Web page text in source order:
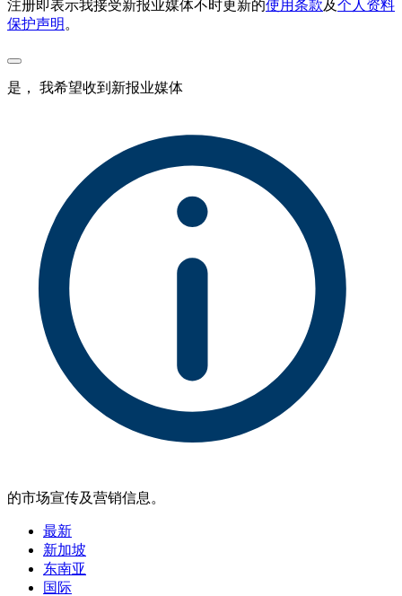
注册即表示我接受新报业媒体不时更新的使用条款及个人资料
保护声明 。
是， 我希望收到新报业媒体
的市场宣传及营销信息。
最新
新加坡
东南亚
国际